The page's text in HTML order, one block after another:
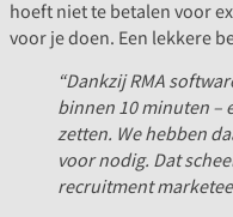
hoeft niet te betalen voor
voor je doen. Een lekkere
“Dankzij RMA
binnen 10 minuten –
zetten. We hebben
voor nodig. Dat
recruitment